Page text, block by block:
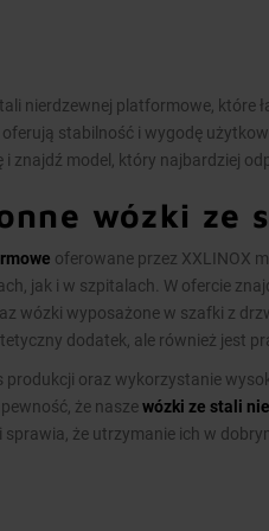
nierdzewnej platformowe, które
stabilność i wygodę
znajdź model, który najbardziej
wózki
oferowane przez XXLINOX
jak i w szpitalach. W ofercie
wózki wyposażone w szafki z
dodatek, ale również jest
produkcji oraz wykorzystanie
że naszewózki ze stali
sprawia, że utrzymanie ich w